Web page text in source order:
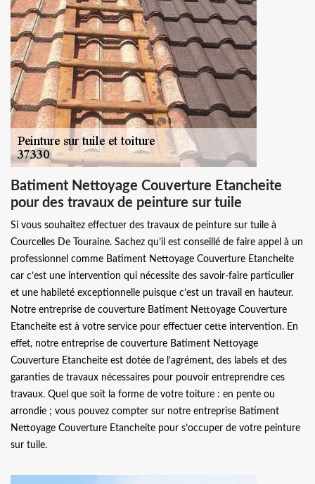
Batiment Nettoyage Couverture Etancheite
pour des travaux de peinture sur tuile
Si vous souhaitez effectuer des travaux de peinture sur tuile à
Courcelles De Touraine. Sachez qu’il est conseillé de faire appel à un
professionnel comme Batiment Nettoyage Couverture Etancheite
car c’est une intervention qui nécessite des savoir-faire particulier
et une habileté exceptionnelle puisque c’est un travail en hauteur.
Notre entreprise de couverture Batiment Nettoyage Couverture
Etancheite est à votre service pour effectuer cette intervention. En
effet, notre entreprise de couverture Batiment Nettoyage
Couverture Etancheite est dotée de l’agrément, des labels et des
garanties de travaux nécessaires pour pouvoir entreprendre ces
travaux. Quel que soit la forme de votre toiture : en pente ou
arrondie ; vous pouvez compter sur notre entreprise Batiment
Nettoyage Couverture Etancheite pour s’occuper de votre peinture
sur tuile.